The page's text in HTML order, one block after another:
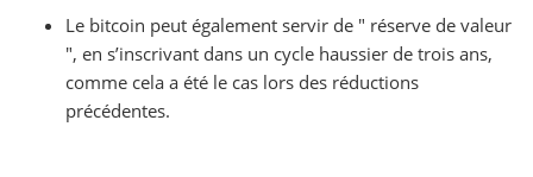
Le bitcoin peut également servir de " réserve de valeur
", en s’inscrivant dans un cycle haussier de trois ans,
comme cela a été le cas lors des réductions
précédentes.